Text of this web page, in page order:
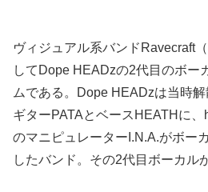
ヴィジュアル系バンドRavecraft
してDope HEADzの2代目のボー
ムである。Dope HEADzは当時
ギターPATAとベースHEATHに
のマニピュレーターI.N.A.がボー
したバンド。その2代目ボーカル